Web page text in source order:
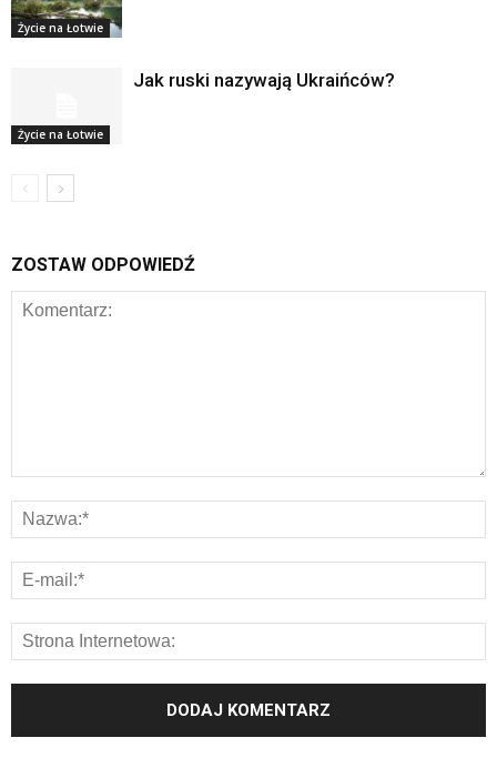
Życie na Łotwie
Życie na Łotwie
Jak ruski nazywają Ukraińców?
ZOSTAW ODPOWIEDŹ